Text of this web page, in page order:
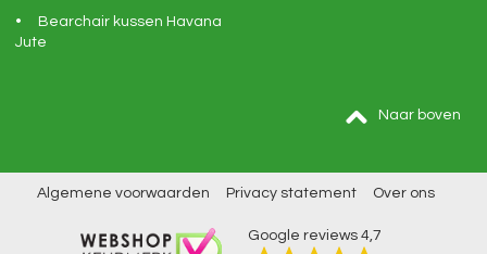
Bearchair kussen Havana
Jute
Naar boven
Algemene voorwaarden Privacy statement Over ons
Google reviews 4,7